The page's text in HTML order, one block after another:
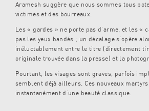
Aramesh suggère que nous sommes tous
victimes et des bourreaux.
Les « gardes » ne porte pas d’arme, et les «
pas les yeux bandés ; un décalage s’opère
inéluctablement entre le titre (directement
originale trouvée dans la presse) et la
Pourtant, les visages sont graves, parfois
semblent déjà ailleurs. Ces nouveaux
instantanément d’une beauté classique.